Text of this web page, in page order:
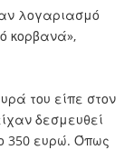
λογαριασμό
κορβανά»,
του είπε στον
δεσμευθεί
350 ευρώ. Όπως